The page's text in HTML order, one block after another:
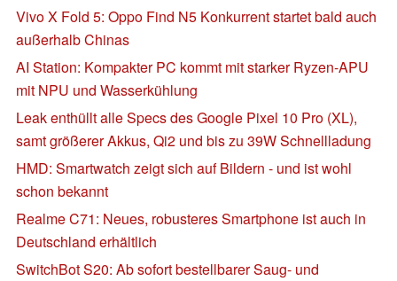
Vivo X Fold 5: Oppo Find N5 Konkurrent startet bald auch
außerhalb Chinas
AI Station: Kompakter PC kommt mit starker Ryzen-APU
mit NPU und Wasserkühlung
Leak enthüllt alle Specs des Google Pixel 10 Pro (XL),
samt größerer Akkus, Qi2 und bis zu 39W Schnellladung
HMD: Smartwatch zeigt sich auf Bildern - und ist wohl
schon bekannt
Realme C71: Neues, robusteres Smartphone ist auch in
Deutschland erhältlich
SwitchBot S20: Ab sofort bestellbarer Saug- und